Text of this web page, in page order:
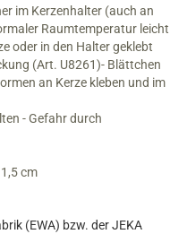
im Kerzenhalter (auch an
Raumtemperatur leicht
oder in den Halter geklebt
(Art. U8261)- Blättchen
an Kerze kleben und im
- Gefahr durch
cm
(EWA) bzw. der JEKA